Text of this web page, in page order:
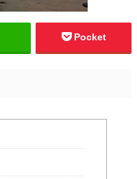
Pocket